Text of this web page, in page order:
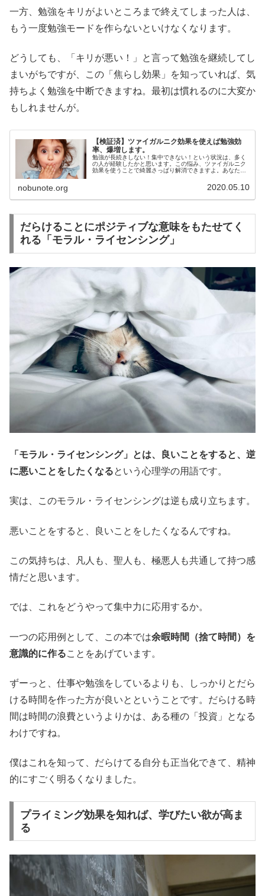
一方、勉強をキリがよいところまで終えてしまった人は、
もう一度勉強モードを作らないといけなくなります。
どうしても、「キリが悪い！」と言って勉強を継続してし
まいがちですが、この「焦らし効果」を知っていれば、気
持ちよく勉強を中断できますね。最初は慣れるのに大変か
もしれませんが。
【検証済】ツァイガルニク効果を使えば勉強効
率、爆増します。
勉強が長続きしない！集中できない！という状況は、多く
の人が経験したかと思います。この悩み、ツァイガルニク
効果を使うことで綺麗さっぱり解消できますよ。あなたも
nobunote.org 2020.05.10
だらけることにポジティブな意味をもたせてく
れる「モラル・ライセンシング」
「モラル・ライセンシング」とは、良いことをすると、逆
に悪いことをしたくなるという心理学の用語です。
実は、このモラル・ライセンシングは逆も成り立ちます。
悪いことをすると、良いことをしたくなるんですね。
この気持ちは、凡人も、聖人も、極悪人も共通して持つ感
情だと思います。
では、これをどうやって集中力に応用するか。
一つの応用例として、この本では余暇時間（捨て時間）を
意識的に作ることをあげています。
ずーっと、仕事や勉強をしているよりも、しっかりとだら
ける時間を作った方が良いとということです。だらける時
間は時間の浪費というよりかは、ある種の「投資」となる
わけですね。
僕はこれを知って、だらけてる自分も正当化できて、精神
的にすごく明るくなりました。
プライミング効果を知れば、学びたい欲が高ま
る